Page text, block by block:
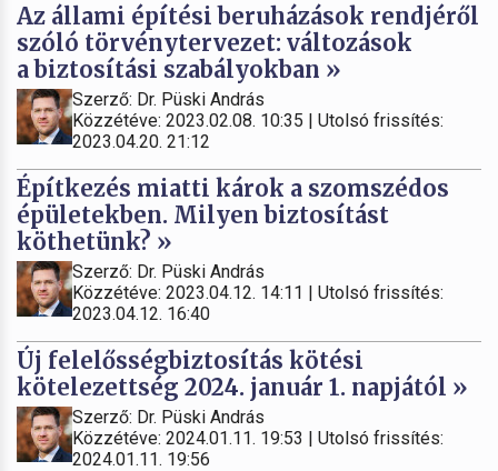
Az állami építési beruházások rendjéről
szóló törvénytervezet: változások
a biztosítási szabályokban »
Szerző: Dr. Püski András
Közzétéve: 2023.02.08. 10:35 | Utolsó frissítés:
2023.04.20. 21:12
Építkezés miatti károk a szomszédos
épületekben. Milyen biztosítást
köthetünk? »
Szerző: Dr. Püski András
Közzétéve: 2023.04.12. 14:11 | Utolsó frissítés:
2023.04.12. 16:40
Új felelősségbiztosítás kötési
kötelezettség 2024. január 1. napjától »
Szerző: Dr. Püski András
Közzétéve: 2024.01.11. 19:53 | Utolsó frissítés:
2024.01.11. 19:56